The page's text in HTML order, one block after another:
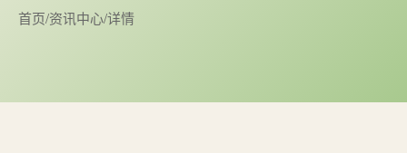
首页/资讯中心/详情